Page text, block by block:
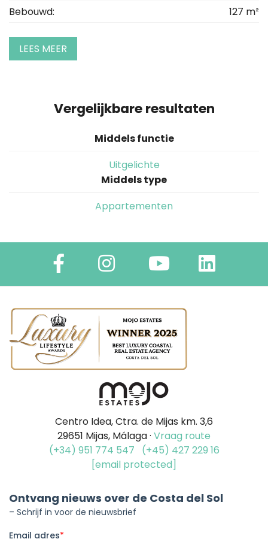
Bebouwd:
127 m²
LEES MEER
Vergelijkbare resultaten
Middels functie
Uitgelichte
Middels type
Appartementen
Centro Idea, Ctra. de Mijas km. 3,6
29651 Mijas, Málaga · Vraag route
(+34) 951 774 547
(+45) 427 229 16
[email protected]